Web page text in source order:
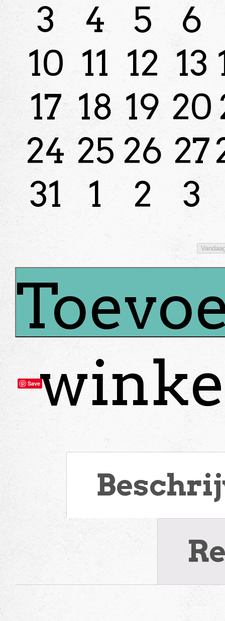
3 4 5
6
10 11 12 13
17 18 19 20
24 25 26 27
31
1 2 3
Save